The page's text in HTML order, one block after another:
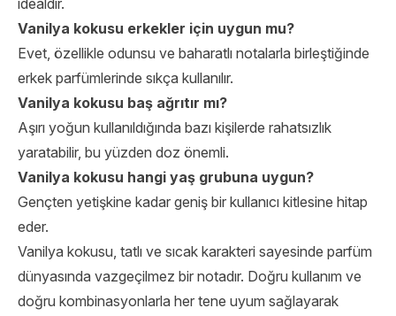
idealdir.
Vanilya kokusu erkekler için uygun mu?
Evet, özellikle odunsu ve baharatlı notalarla birleştiğinde
erkek parfümlerinde sıkça kullanılır.
Vanilya kokusu baş ağrıtır mı?
Aşırı yoğun kullanıldığında bazı kişilerde rahatsızlık
yaratabilir, bu yüzden doz önemli.
Vanilya kokusu hangi yaş grubuna uygun?
Gençten yetişkine kadar geniş bir kullanıcı kitlesine hitap
eder.
Vanilya kokusu, tatlı ve sıcak karakteri sayesinde parfüm
dünyasında vazgeçilmez bir notadır. Doğru kullanım ve
doğru kombinasyonlarla her tene uyum sağlayarak